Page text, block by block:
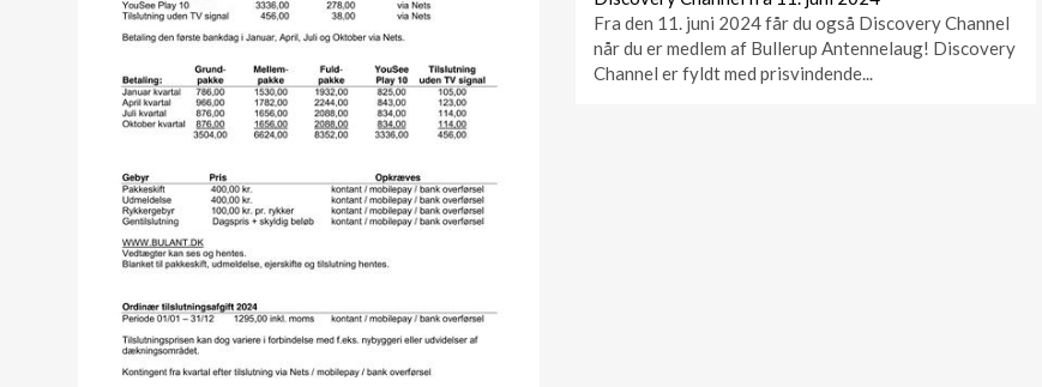
Fra den 11. juni 2024 får du også Discovery Channel
når du er medlem af Bullerup Antennelaug! Discovery
Channel er fyldt med prisvindende...